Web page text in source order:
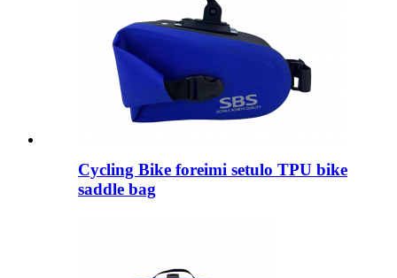
Cycling Bike foreimi setulo TPU bike
saddle bag